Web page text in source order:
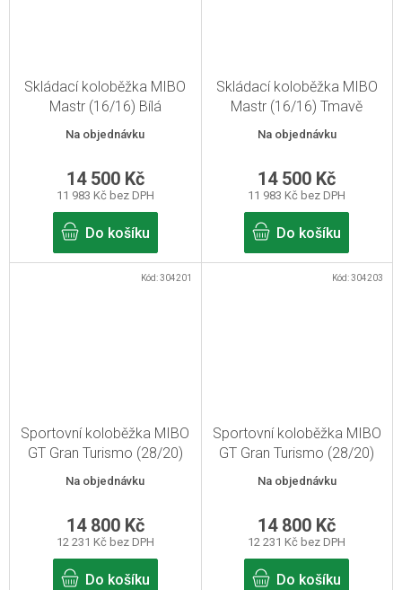
Skládací koloběžka MIBO
Mastr (16/16) Bílá
Na objednávku
11 983 Kč bez DPH
14 500 Kč
Do košíku
Skládací koloběžka MIBO
Mastr (16/16) Tmavě
tyskysová
Na objednávku
11 983 Kč bez DPH
14 500 Kč
Do košíku
Sportovní koloběžka MIBO
GT Gran Turismo (28/20)
Černá
Na objednávku
12 231 Kč bez DPH
14 800 Kč
Do košíku
Kód:304201
Sportovní koloběžka MIBO
GT Gran Turismo (28/20)
Tmavě tyrkysová
Na objednávku
12 231 Kč bez DPH
14 800 Kč
Do košíku
Kód:304203